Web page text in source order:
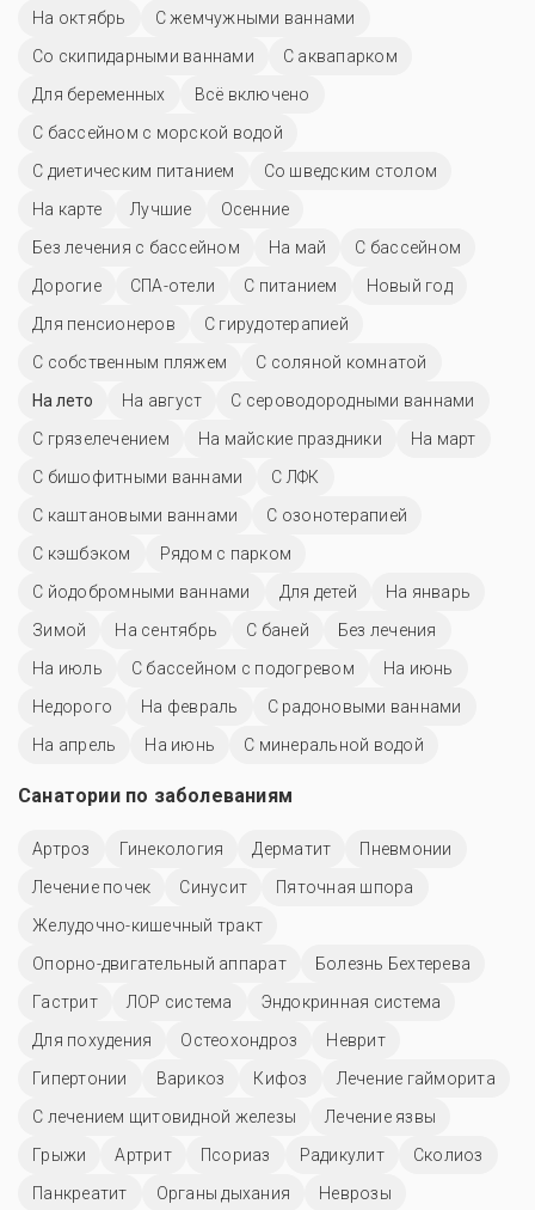
На октябрь
С жемчужными ваннами
Со скипидарными ваннами
С аквапарком
Для беременных
Всё включено
С бассейном с морской водой
С диетическим питанием
Со шведским столом
На карте
Лучшие
Осенние
Без лечения с бассейном
На май
C бассейном
Дорогие
СПА-отели С питанием
Новый год
Для пенсионеров
С гирудотерапией
С собственным пляжем
С соляной комнатой
На лето
На август
С сероводородными ваннами
С грязелечением
На майские праздники
На март
С бишофитными ваннами
С ЛФК
С каштановыми ваннами
С озонотерапией
С кэшбэком
Рядом с парком
С йодобромными ваннами
Для детей
На январь
Зимой
На сентябрь С баней
Без лечения
На июль
С бассейном с подогревом
На июнь
Недорого
На февраль
С радоновыми ваннами
На апрель
На июнь С минеральной водой
Санатории по заболеваниям
Артроз Гинекология Дерматит
Пневмонии
Лечение почек
Синусит
Пяточная шпора
Желудочно-кишечный тракт
Опорно-двигательный аппарат
Болезнь Бехтерева
Гастрит
ЛОР система
Эндокринная система
Для похудения
Остеохондроз
Неврит
Гипертонии
Варикоз Кифоз
Лечение гайморита
С лечением щитовидной железы
Лечение язвы
Грыжи
Артрит Псориаз Радикулит
Сколиоз
Панкреатит
Органы дыхания
Неврозы